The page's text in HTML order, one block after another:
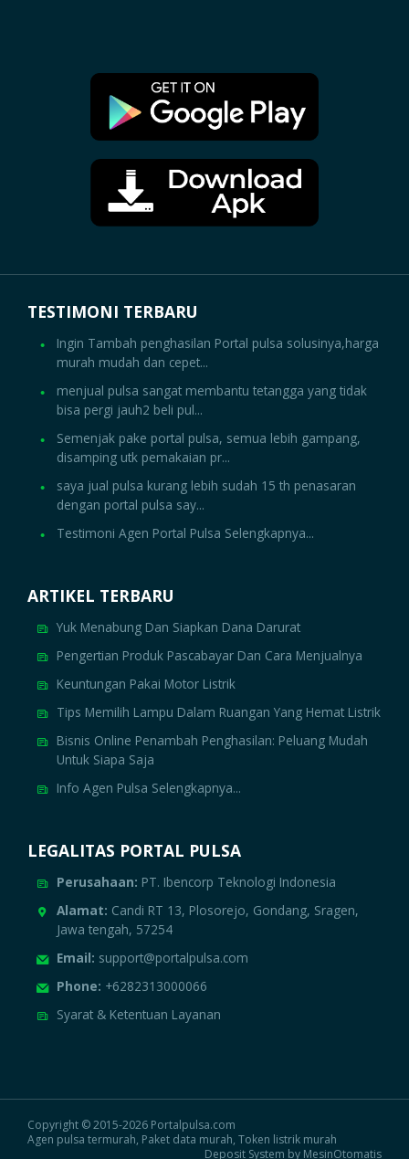
TESTIMONI TERBARU
Ingin Tambah penghasilan Portal pulsa solusinya,harga
murah mudah dan cepet...
menjual pulsa sangat membantu tetangga yang tidak
bisa pergi jauh2 beli pul...
Semenjak pake portal pulsa, semua lebih gampang,
disamping utk pemakaian pr...
saya jual pulsa kurang lebih sudah 15 th penasaran
dengan portal pulsa say...
Testimoni Agen Portal Pulsa Selengkapnya...
ARTIKEL TERBARU
Yuk Menabung Dan Siapkan Dana Darurat
Pengertian Produk Pascabayar Dan Cara Menjualnya
Keuntungan Pakai Motor Listrik
Tips Memilih Lampu Dalam Ruangan Yang Hemat Listrik
Bisnis Online Penambah Penghasilan: Peluang Mudah
Untuk Siapa Saja
Info Agen Pulsa Selengkapnya...
LEGALITAS PORTAL PULSA
Perusahaan: PT. Ibencorp Teknologi Indonesia
Alamat: Candi RT 13, Plosorejo, Gondang, Sragen,
Jawa tengah, 57254
Email: support@portalpulsa.com
Phone: +6282313000066
Syarat & Ketentuan Layanan
Copyright © 2015-2026 Portalpulsa.com
Agen pulsa termurah, Paket data murah, Token listrik murah
Deposit System by MesinOtomatis